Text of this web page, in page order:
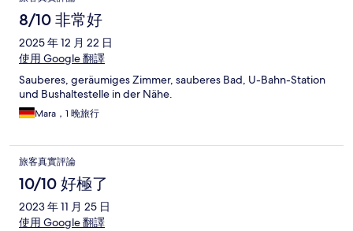
8/10 非常好
2025 年 12 月 22 日
使用 Google 翻譯
Sauberes, geräumiges Zimmer, sauberes Bad, U-Bahn-Station
und Bushaltestelle in der Nähe.
Mara，1 晚旅行
旅客真實評論
10/10 好極了
2023 年 11 月 25 日
使用 Google 翻譯